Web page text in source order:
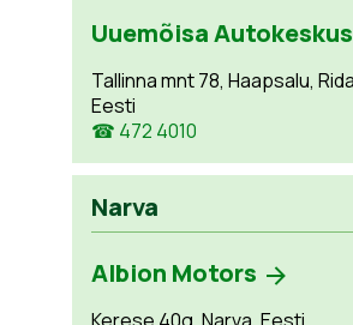
Uuemõisa Autokeskus
Tallinna mnt 78, Haapsalu,
Eesti
☎ 472 4010
Narva
Albion Motors